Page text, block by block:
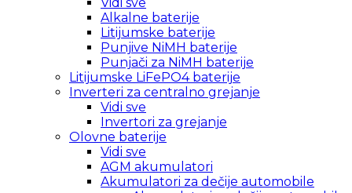
Alkalne baterije
Litijumske baterije
Punjive NiMH baterije
Punjači za NiMH baterije
Litijumske LiFePO4 baterije
Inverteri za centralno grejanje
Vidi sve
Invertori za grejanje
Olovne baterije
Vidi sve
AGM akumulatori
Akumulatori za dečije automobile